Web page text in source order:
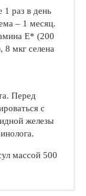
1 раз в день
– 1 месяц.
Е* (200
мкг селена
Перед
с
железы
массой 500